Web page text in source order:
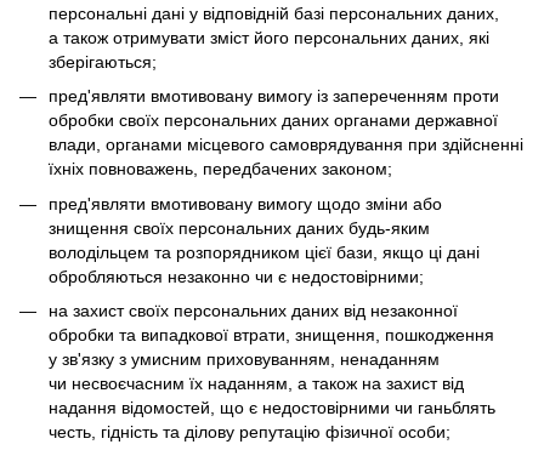
персональні дані у відповідній базі персональних даних,
а також отримувати зміст його персональних даних, які
зберігаються;
пред'являти вмотивовану вимогу із запереченням проти
обробки своїх персональних даних органами державної
влади, органами місцевого самоврядування при здійсненні
їхніх повноважень, передбачених законом;
пред'являти вмотивовану вимогу щодо зміни або
знищення своїх персональних даних будь-яким
володільцем та розпорядником цієї бази, якщо ці дані
обробляються незаконно чи є недостовірними;
на захист своїх персональних даних від незаконної
обробки та випадкової втрати, знищення, пошкодження
у зв'язку з умисним приховуванням, ненаданням
чи несвоєчасним їх наданням, а також на захист від
надання відомостей, що є недостовірними чи ганьблять
честь, гідність та ділову репутацію фізичної особи;